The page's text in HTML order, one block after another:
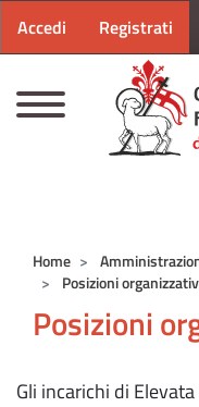
Menu profilo utente
Accedi Registrati
Home
Posizioni
Posizioni
Gli incarichi di